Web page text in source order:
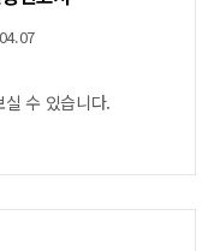
수 있습니다.